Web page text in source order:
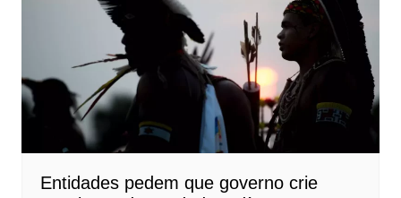
Entidades pedem que governo crie